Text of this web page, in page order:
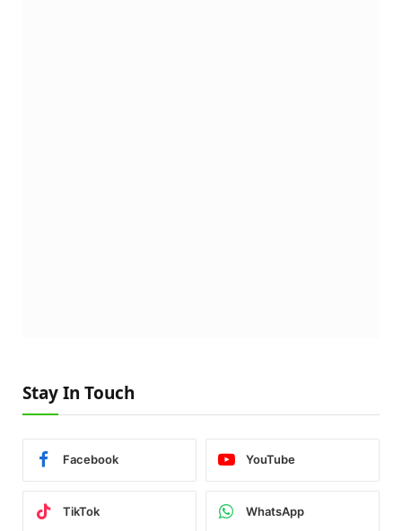
Stay In Touch
Facebook YouTube
TikTok WhatsApp